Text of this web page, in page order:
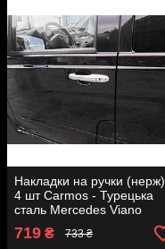
Накладки на ручки (нерж)
4 шт Carmos - Турецька
сталь Mercedes Viano
2004-2014 гг.
719 ₴ 733 ₴